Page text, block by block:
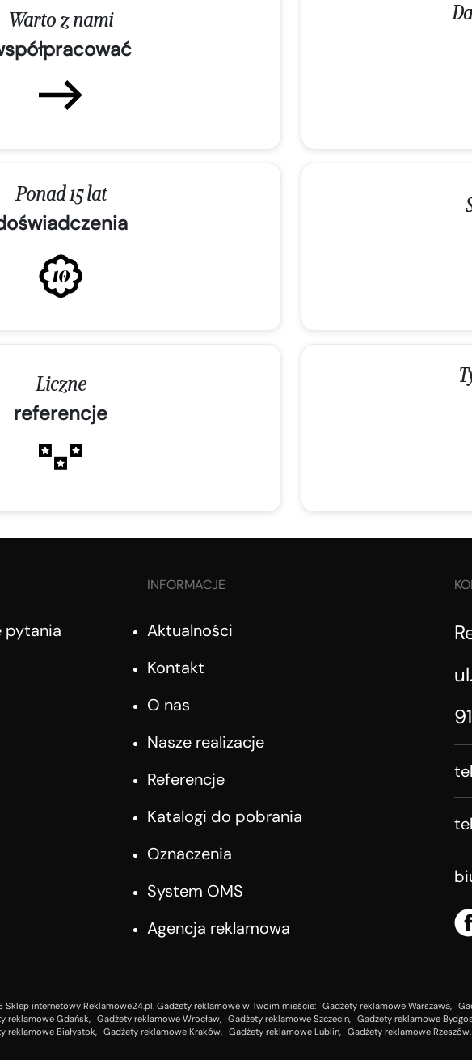
Warto z nami
Ponad 15 lat
Liczne
referencje
pytania
INFORMACJE
Aktualności
Kontakt
O nas
Nasze realizacje
Referencje
Katalogi do pobrania
Oznaczenia
System OMS
Agencja reklamowa
Sklep internetowy Reklamowe24.pl. Gadżety reklamowe w Twoim mieście: Gadżety reklamowe Warszawa,
reklamowe Gdańsk, Gadżety reklamowe Wrocław, Gadżety reklamowe Szczecin, Gadżety reklamowe
reklamowe Białystok, Gadżety reklamowe Kraków, Gadżety reklamowe Lublin, Gadżety reklamowe Rzeszów.